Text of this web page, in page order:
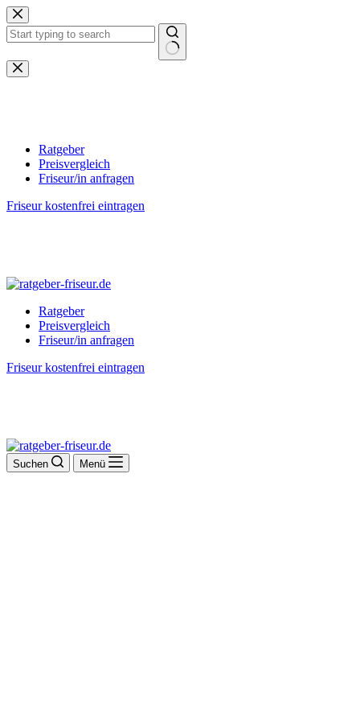
Zum
Inhalt
springen
Keine
Ergebnisse
Ratgeber
Preisvergleich
Friseur/in anfragen
Friseur kostenfrei eintragen
Ratgeber
Preisvergleich
Friseur/in anfragen
Friseur kostenfrei eintragen
Suchen Menü